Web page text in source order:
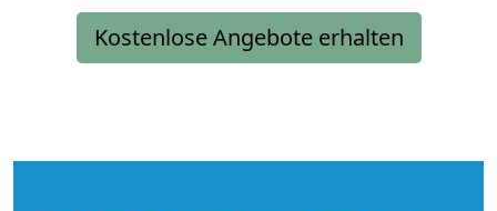
Kostenlose Angebote erhalten